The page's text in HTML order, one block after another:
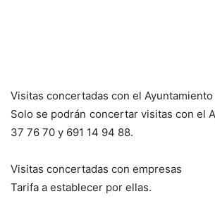
Visitas concertadas con el Ayuntamiento
Solo se podrán concertar visitas con el
37 76 70 y 691 14 94 88.
Visitas concertadas con empresas
Tarifa a establecer por ellas.